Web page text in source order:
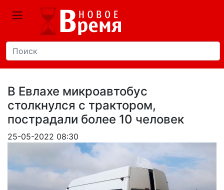
В Евлахе микроавтобус
столкнулся с трактором,
пострадали более 10 человек
25-05-2022 08:30